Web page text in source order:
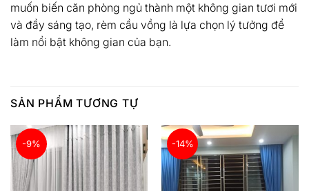
muốn biến căn phòng ngủ thành một không gian tươi mới
và đầy sáng tạo, rèm cầu vồng là lựa chọn lý tưởng để
làm nổi bật không gian của bạn.
SẢN PHẨM TƯƠNG TỰ
-9% -14%